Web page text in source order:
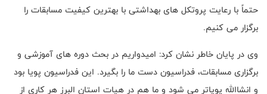
حتماً با رعایت پروتکل های بهداشتی با بهترین کیفیت مسابقات را
برگزار می کنیم.
وی در پایان خاطر نشان کرد: امیدواریم در بحث دوره های آموزشی و
برگزاری مسابقات، فدراسیون دست ما را بگیرد. این فدراسیون پویا بود
و انشاالله پویاتر می شود و ما هم در هیات استان البرز هر کاری از